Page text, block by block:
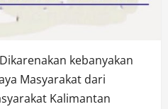
Dikarenakan kebanyakan
Masyarakat dari
Kalimantan